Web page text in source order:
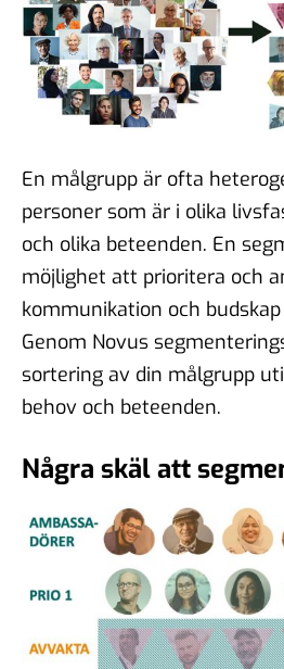
En målgrupp är ofta
personer som är i olika
och olika beteenden. En
möjlighet att prioritera och
kommunikation och
Genom Novus
sortering av din målgrupp
behov och beteenden.
Några skäl att